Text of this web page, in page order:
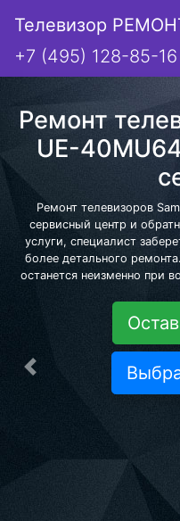
Телевизор
+7 (495) 128-85-16
Ремонт
UE-
Ремонт телевизоров
сервисный центр и
услуги, специалист
более детального
останется неизменно при
Предыдущая